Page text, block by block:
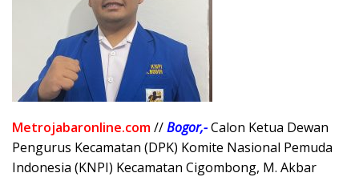
Metrojabaronline.com//Bogor,-Calon Ketua Dewan
Pengurus Kecamatan (DPK) Komite Nasional Pemuda
Indonesia (KNPI) Kecamatan Cigombong, M. Akbar